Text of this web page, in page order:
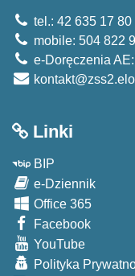
tel.: 42 635 17 80
mobile: 504 822
e-Doręczenia
Linki
BIP
e-Dziennik
Office 365
Facebook
YouTube
Polityka